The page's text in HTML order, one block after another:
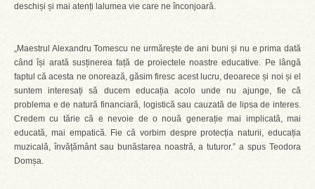
deschiși și mai atenți lalumea vie care ne înconjoară.
„Maestrul Alexandru Tomescu ne urmărește de ani buni și nu e prima dată
când își arată susținerea față de proiectele noastre educative. Pe lângă
faptul că acesta ne onorează, găsim firesc acest lucru, deoarece și noi și el
suntem interesați să ducem educația acolo unde nu ajunge, fie că
problema e de natură financiară, logistică sau cauzată de lipsa de interes.
Credem cu tărie că e nevoie de o nouă generație mai implicată, mai
educată, mai empatică. Fie că vorbim despre protecția naturii, educația
muzicală, învățământ sau bunăstarea noastră, a tuturor.” a spus Teodora
Domșa.